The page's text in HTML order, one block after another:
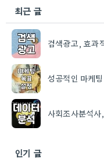
최근 글
검색광고, 효과
성공적인 마케
사회조사분석
인기 글